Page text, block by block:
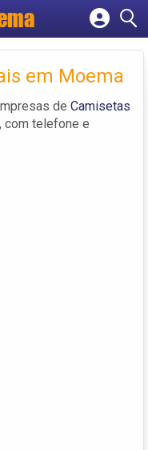
em Moema
de Camisetas
com telefone e